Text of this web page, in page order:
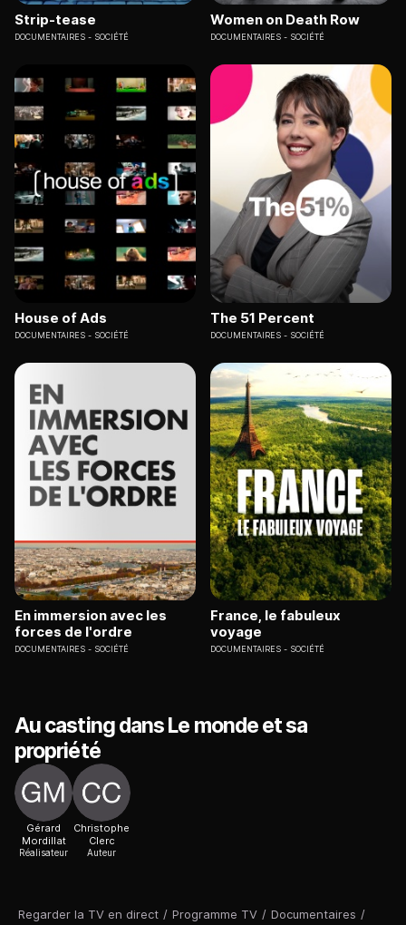
Regarder la TV en direct / Programme TV / Documentaires /
Strip-tease
DOCUMENTAIRES SOCIÉTÉ
Women on Death Row
DOCUMENTAIRES SOCIÉTÉ
House of Ads
DOCUMENTAIRES SOCIÉTÉ
The 51 Percent
DOCUMENTAIRES SOCIÉTÉ
En immersion avec les
forces de l'ordre
DOCUMENTAIRES SOCIÉTÉ
France, le fabuleux
voyage
DOCUMENTAIRES SOCIÉTÉ
Au casting dans Le monde et sa
propriété
Gérard
Mordillat
Réalisateur
Christophe
Clerc
Auteur